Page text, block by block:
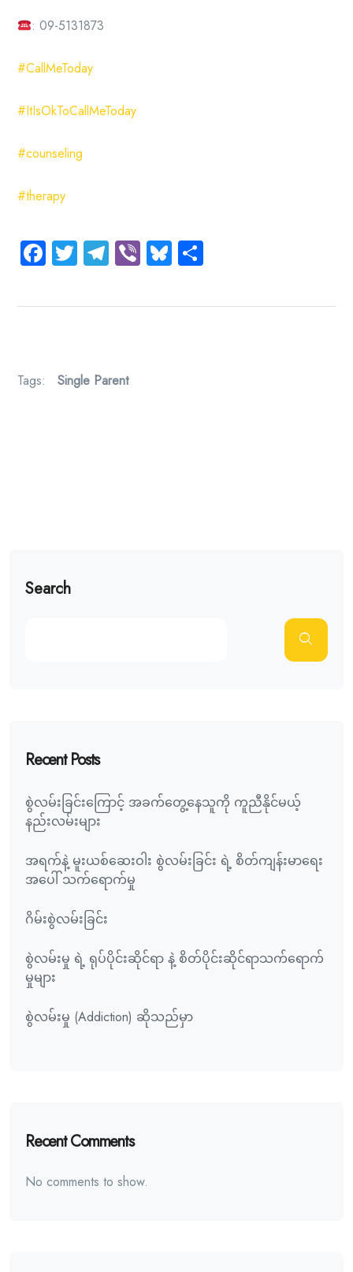
: 09-5131873
#CallMeToday
#ItIsOkToCallMeToday
#counseling
#therapy
Facebook
TwitterTelegram
ViberBluesky
Tags: Single Parent
Search
Recent Posts
စွဲလမ်းခြင်းကြောင့် အခက်တွေ့နေသူကို ကူညီနိုင်မယ့်
နည်းလမ်းများ
အရက်နဲ့ မူးယစ်ဆေးဝါး စွဲလမ်းခြင်း ရဲ့ စိတ်ကျန်းမာရေး
အပေါ် သက်ရောက်မှု
ဂိမ်းစွဲလမ်းခြင်း
စွဲလမ်းမှု ရဲ့ ရုပ်ပိုင်းဆိုင်ရာ နဲ့ စိတ်ပိုင်းဆိုင်ရာသက်ရောက်
မှုများ
စွဲလမ်းမှု (Addiction) ဆိုသည်မှာ
Recent Comments
No comments to show.